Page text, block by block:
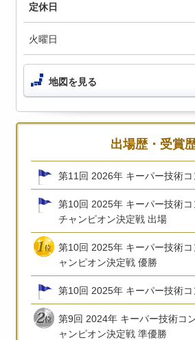
定休日
火曜日
地図を見る
出場歴・受賞
第11回 2026年 キーパー技術
第10回 2025年 キーパー技術
チャンピオン決定戦 出場
第10回 2025年 キーパー技術
ャンピオン決定戦 優勝
第10回 2025年 キーパー技術
第9回 2024年 キーパー技術コ
ャンピオン決定戦 準優勝